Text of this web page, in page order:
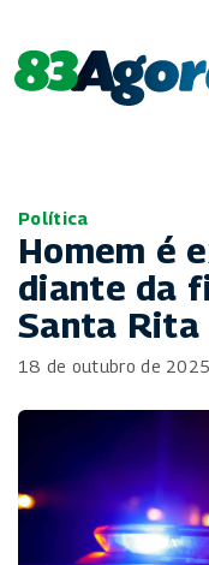
Política
Homem é
diante da
Santa Rita
18 de outubro de 2025